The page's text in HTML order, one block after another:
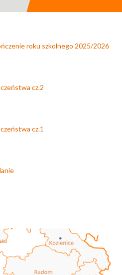
roku szkolnego 2025/2026
cz.2
cz.1